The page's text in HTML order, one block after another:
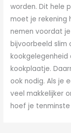
worden. Dit hele
moet je rekening
nemen voordat
bijvoorbeeld slim
kookgelegenheid
kookplaatje.
ook nodig. Als je
veel makkelijker
hoef je